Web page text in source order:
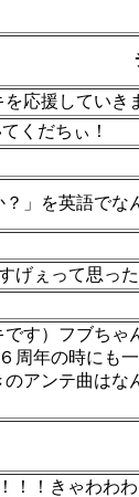
応援していき
くだちぃ！
」を英語でな
げぇって思っ
です）フブち
周年の時にも
アンテ曲はな
！！きゃわわわ